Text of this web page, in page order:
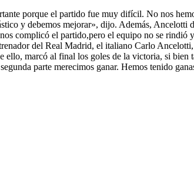
porque el partido fue muy difícil. No nos
y debemos mejorar», dijo. Además, Ancelotti
complicó el partido,pero el equipo no se
del Real Madrid, el italiano Carlo
marcó al final los goles de la victoria, si bien
parte merecimos ganar. Hemos tenido